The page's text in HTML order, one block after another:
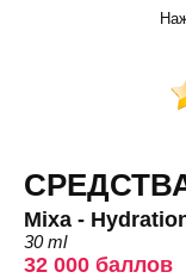
Mixa -
30 ml
32 000 баллов